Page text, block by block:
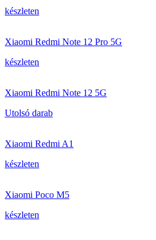
készleten
Xiaomi Redmi Note 12 Pro 5G
készleten
Xiaomi Redmi Note 12 5G
Utolsó darab
Xiaomi Redmi A1
készleten
Xiaomi Poco M5
készleten